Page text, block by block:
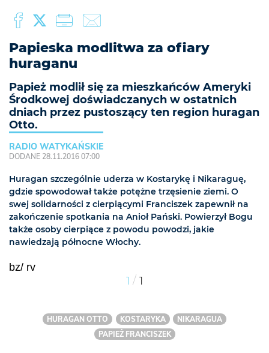
Papieska modlitwa za ofiary
huraganu
Papież modlił się za mieszkańców Ameryki
Środkowej doświadczanych w ostatnich
dniach przez pustoszący ten region huragan
Otto.
RADIO WATYKAŃSKIE
DODANE 28.11.2016 07:00
Huragan szczególnie uderza w Kostarykę i Nikaraguę,
gdzie spowodował także potężne trzęsienie ziemi. O
swej solidarności z cierpiącymi Franciszek zapewnił na
zakończenie spotkania na Anioł Pański. Powierzył Bogu
także osoby cierpiące z powodu powodzi, jakie
nawiedzają północne Włochy.
bz/ rv
1 / 1
HURAGAN OTTO KOSTARYKA
NIKARAGUA
PAPIEŻ FRANCISZEK